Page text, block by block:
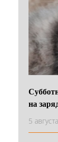
на
5 августа